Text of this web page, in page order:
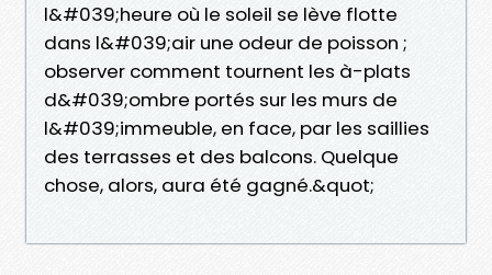
l&#039;heure où le soleil se lève flotte
dans l&#039;air une odeur de poisson ;
observer comment tournent les à-plats
d&#039;ombre portés sur les murs de
l&#039;immeuble, en face, par les saillies
des terrasses et des balcons. Quelque
chose, alors, aura été gagné.&quot;